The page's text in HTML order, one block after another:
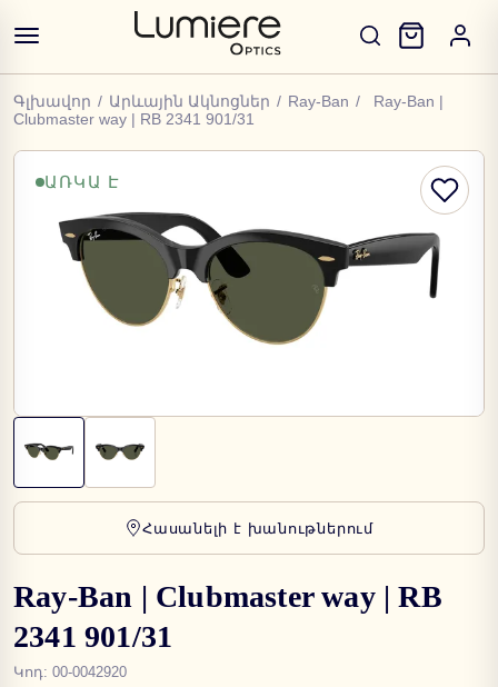
Գլխավոր / Արևային Ակնոցներ / Ray-Ban /
Ray-Ban |
Clubmaster way | RB 2341 901/31
ԱՌԿԱ Է
Հասանելի է խանութներում
Ray-Ban | Clubmaster way | RB
2341 901/31
Կոդ: 00-0042920